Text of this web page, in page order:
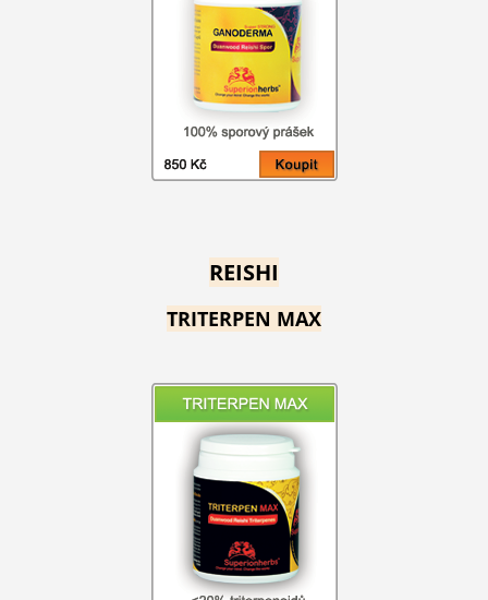
REISHI
TRITERPEN MAX